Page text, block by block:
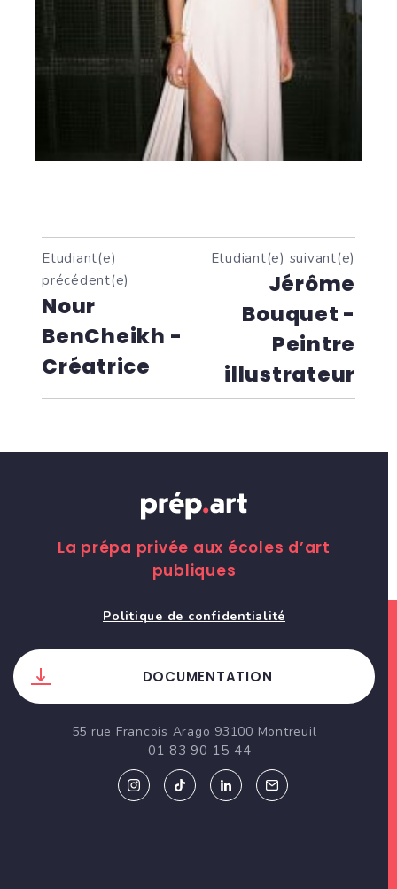
Etudiant(e)
précédent(e)
Nour
BenCheikh -
Créatrice
Etudiant(e) suivant(e)
Jérôme
Bouquet -
Peintre
illustrateur
La prépa privée aux écoles d’art
publiques
Politique de confidentialité
DOCUMENTATION
55 rue Francois Arago 93100 Montreuil
01 83 90 15 44